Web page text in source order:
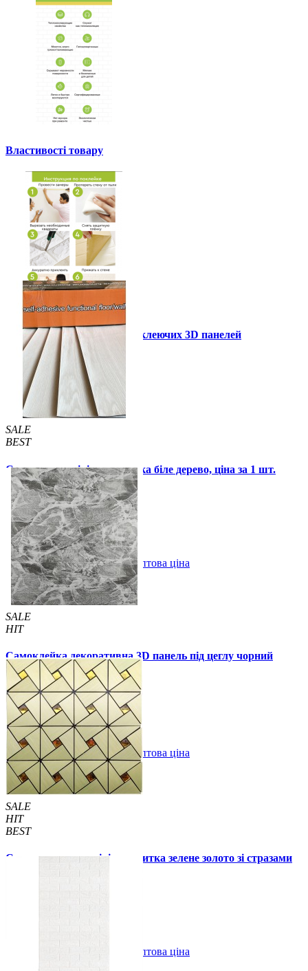
Властивості товару
Інструкція установки самоклеючих 3D панелей
Інші також купили
SALE
BEST
Самоклеюча вінілова плитка біле дерево, ціна за 1 шт.
(СВП-015)
57 грн. 115 грн.
Купити В закладки Оптова ціна
SALE
HIT
Самоклейка декоративна 3D панель під цеглу чорний
мармур 700x770x3мм
59 грн. /шт 160 грн./шт
Купити В закладки Оптова ціна
SALE
HIT
BEST
Самоклеюча алюмінієва плитка зелене золото зі стразами
мозаїка 300х300х3мм (1172)
В закладки Оптова ціна